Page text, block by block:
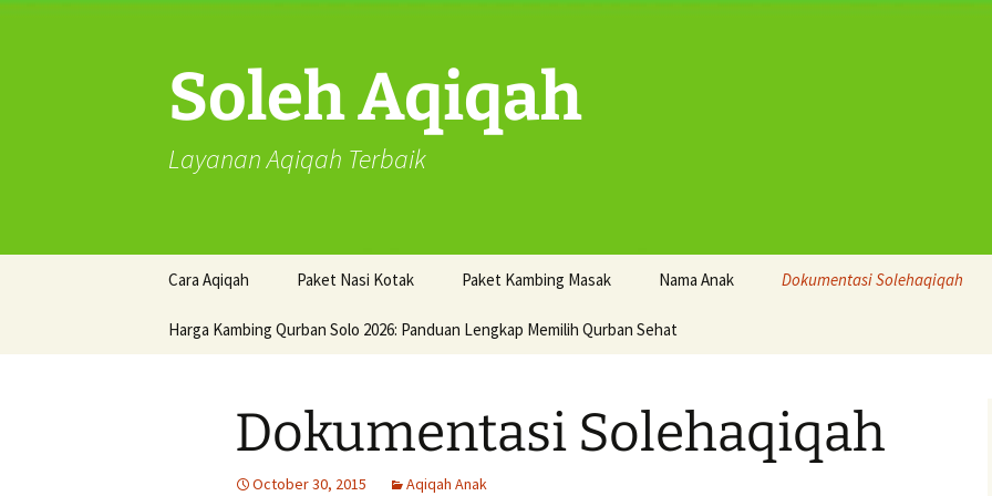
Soleh Aqiqah
Layanan Aqiqah Terbaik
Cara Aqiqah Paket Nasi Kotak Paket Kambing Masak Nama Anak Dokumentasi Solehaqiqah
Harga Kambing Qurban Solo 2026: Panduan Lengkap Memilih Qurban Sehat
Dokumentasi Solehaqiqah
October 30, 2015 Aqiqah Anak